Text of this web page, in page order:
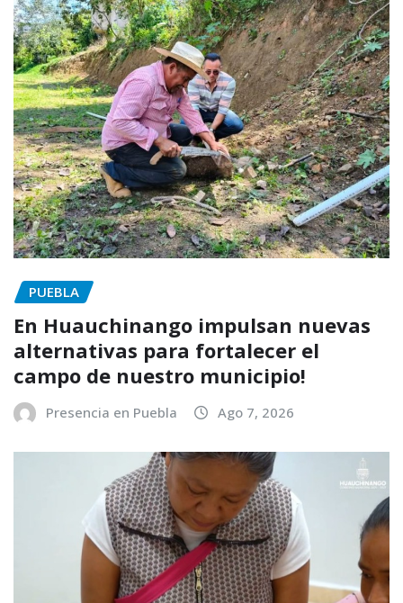
PUEBLA
En Huauchinango impulsan nuevas
alternativas para fortalecer el
campo de nuestro municipio!
Presencia en Puebla Ago 7, 2026